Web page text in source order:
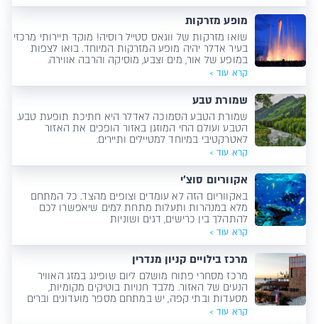
מופע מזרקות
שואו מזרקות של ווגאס סטייל רוסיה! מוקד תיירותי מרכזי
בעיר אדלר יהיה מופע המזרקות המיוחד. בואו לצפות
במופע של אור, מים וצבע, מוסיקה והרבה אווירה.
קרא עוד >
שמורת טבע
שמורת הטבע הסמוכה לאדלר היא חתיכת תופעת טבע.
הטבע ועולם החי המוזגן באזור הופכים את האזור
לאטרקטיבי במיוחד למטיילים ותיירים.
קרא עוד >
אקווריום סוצ'י
באקווריום הזה לא עומדים וצופים מהצד. כל המתחם
מלא במנהרות ותעלות מתחת למים שיאפשרו לכם
להתהלך בין כרישים, דגים ושוניות
קרא עוד >
מרכז בילויים קניון מנדרין
מרכז מסחרי פתוח מושלם ליום שופינג במזג האוויר
הנעים של האזור. מלבד חנויות בוטיקים מקומיות,
מסעדות ובתי קפה, יש במתחם מספר מועדונים וברים
ששווה לבדוק!
קרא עוד >